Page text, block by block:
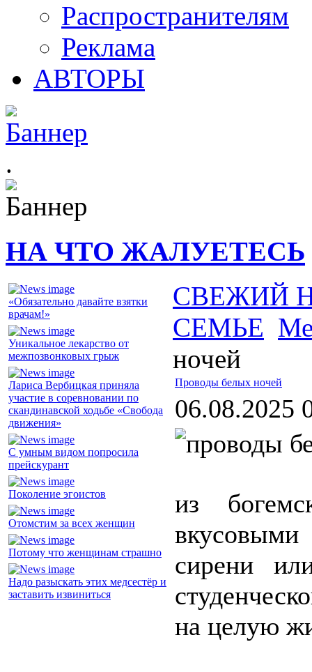
Распространителям
Реклама
АВТОРЫ
.
НА ЧТО ЖАЛУЕТЕСЬ
«Обязательно давайте взятки
врачам!»
Уникальное лекарство от
межпозвонковых грыж
Лариса Вербицкая приняла
участие в соревновании по
скандинавской ходьбе «Свобода
движения»
С умным видом попросила
прейскурант
Поколение эгоистов
Отомстим за всех женщин
Потому что женщинам страшно
Надо разыскать этих медсестёр и
заставить извиниться
СВЕЖИЙ
СЕМЬЕ
ночей
Проводы белых ночей
06.08.2025
из
сирени
на целую